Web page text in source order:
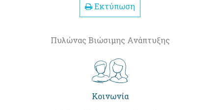
Εκτύπωση
Πυλώνας Βιώσιμης Ανάπτυξης
Κοινωνία